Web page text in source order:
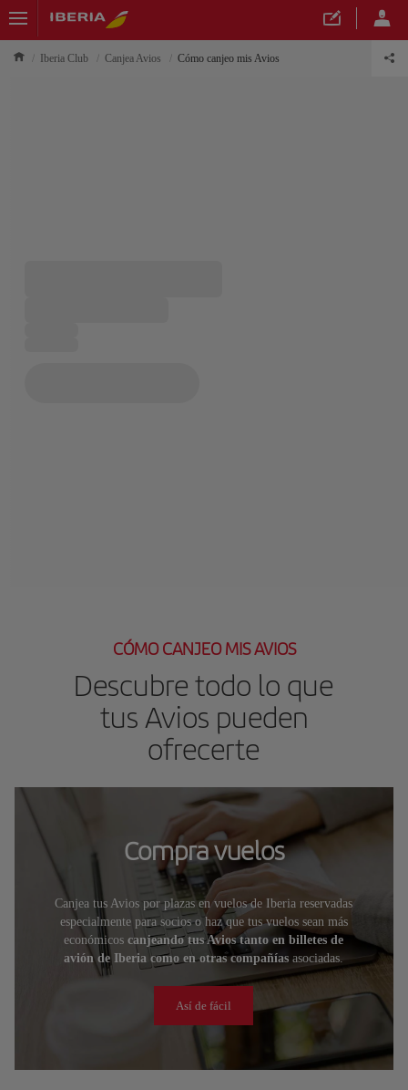
Iberia Club Canjea Avios Cómo canjeo mis Avios
CÓMO CANJEO MIS AVIOS
Descubre todo lo que
tus Avios pueden
ofrecerte
Compra vuelos
Canjea tus Avios por plazas en vuelos de Iberia reservadas
especialmente para socios o haz que tus vuelos sean más
económicoscanjeando tus Avios tanto en billetes de
avión de Iberia como en otras compañías asociadas.
Así de fácil